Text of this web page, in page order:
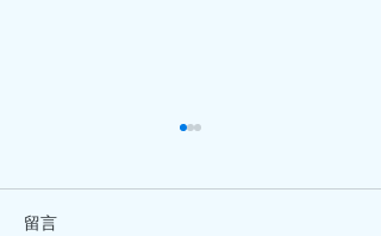
三月初的一天上午，有一位女
留言